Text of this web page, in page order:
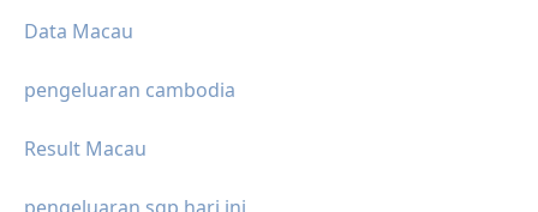
Data Macau
pengeluaran cambodia
Result Macau